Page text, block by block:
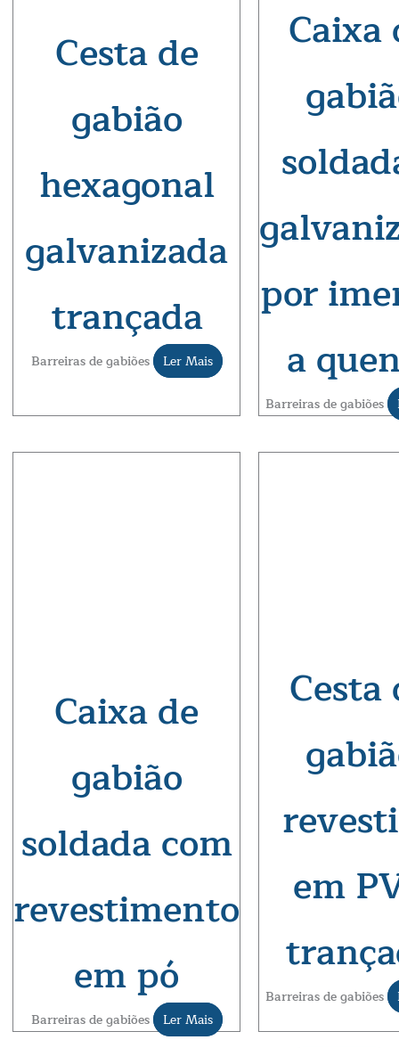
Cesta de
gabião
hexagonal
galvanizada
trançada
Barreiras de gabiões Ler Mais
Caixa
por
a
Barreiras de gabiões
Caixa de
gabião
soldada com
revestimento
em pó
Barreiras de gabiões Ler Mais
Cesta
em
Barreiras de gabiões